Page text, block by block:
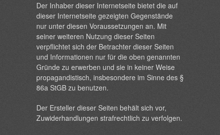
Der Inhaber dieser Internetseite bietet die auf
dieser Internetseite gezeigten Gegenstände
nur unter diesen Voraussetzungen an. Mit
seiner weiteren Nutzung dieser Seiten
verpflichtet sich der Betrachter dieser Seiten
und Informationen nur für die oben genannten
Gründe zu erwerben und sie in keiner Weise
propagandistisch, insbesondere im Sinne des §
86a StGB zu benutzen.
Der Ersteller dieser Seiten behält sich vor,
Zuwiderhandlungen strafrechtlich zu verfolgen.